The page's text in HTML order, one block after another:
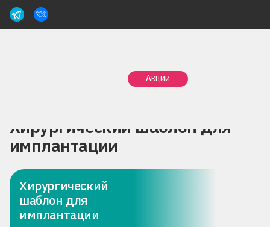
Акции
Имплантация зубов
Хирургический шаблон для имплантации
Хирургический шаблон для
имплантации
Хирургический
шаблон для
имплантации